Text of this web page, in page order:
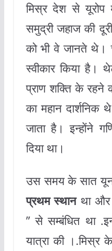
मिस्र देश से यूरोप
समुद्री जहाज की
को भी वे जानते थे।
स्वीकार किया
प्राण शक्ति के
का महान दार्शनिक
जाता है। इन्होंने
दिया था।
उस समय के सात
प्रथम स्थानथा और
” से सम्बंधित था
यात्रा की ।.मिस्र